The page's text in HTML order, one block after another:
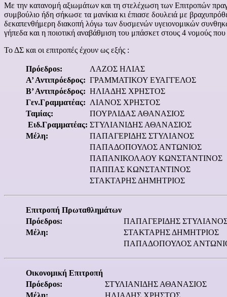
Με την κατανομή αξιωμάτων και τη στελέχωση των Επιτροπών
συμβούλιο ήδη σήκωσε τα μανίκια κι έπιασε δουλειά με
δεκαπενθήμερη διακοπή λόγω των δυσμενών υγειονομικών
γήπεδα και η ποιοτική αναβάθμιση του μπάσκετ στους 4 νομούς που
Το ΔΣ και οι επιτροπές έχουν ως εξής :
Πρόεδροs:
ΛΑΖΟΣ ΗΛΙΑΣ
Α’ Αντιπρόεδρος: ΓΡΑΜΜΑΤΙΚΟΥ ΕΥΑΓΓΕΛΟΣ
Β’ Αντιπρόεδρος: ΗΛΙΑΔΗΣ ΧΡΗΣΤΟΣ
Γεν.Γραμματέας: ΛΙΑΝΟΣ ΧΡΗΣΤΟΣ
Ταμίας:
ΠΟΥΡΛΙΔΑΣ ΑΘΑΝΑΣΙΟΣ
Ειδ.Γραμματέας: ΣΤΥΛΙΑΝΙΔΗΣ ΑΘΑΝΑΣΙΟΣ
Μέλη:
ΠΑΠΑΓΕΡΙΔΗΣ ΣΤΥΛΙΑΝΟΣ
ΠΑΠΑΔΟΠΟΥΛΟΣ ΑΝΤΩΝΙΟΣ
ΠΑΠΑΝΙΚΟΛΑΟΥ ΚΩΝΣΤΑΝΤΙΝΟΣ
ΠΑΠΠΑΣ ΚΩΝΣΤΑΝΤΙΝΟΣ
ΣΤΑΚΤΑΡΗΣ ΔΗΜΗΤΡΙΟΣ
Επιτροπή Πρωταθλημάτων
Πρόεδροs:
ΠΑΠΑΓΕΡΙΔΗΣ
Μέλη:
ΣΤΑΚΤΑΡΗΣ ΔΗΜΗΤΡΙΟΣ
ΠΑΠΑΔΟΠΟΥΛΟΣ
Οικονομική Επιτροπή
Πρόεδροs:
ΣΤΥΛΙΑΝΙΔΗΣ ΑΘΑΝΑΣΙΟΣ
Μέλη:
ΗΛΙΑΔΗΣ ΧΡΗΣΤΟΣ